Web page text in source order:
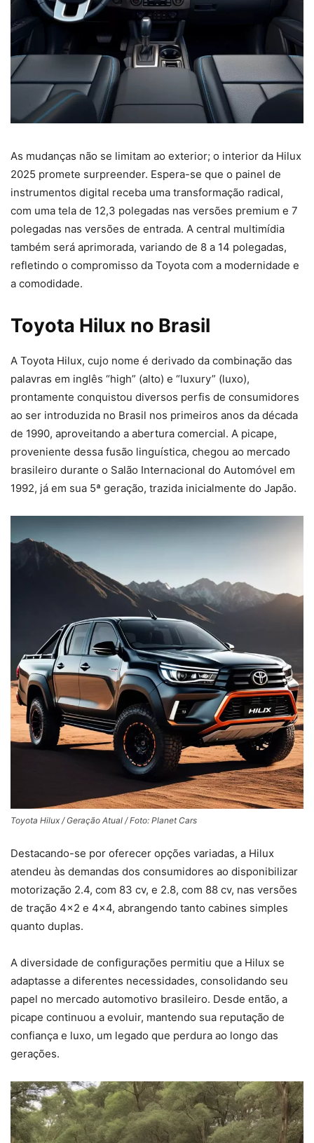
As mudanças não se limitam ao exterior; o interior da Hilux
2025 promete surpreender. Espera-se que o painel de
instrumentos digital receba uma transformação radical,
com uma tela de 12,3 polegadas nas versões premium e 7
polegadas nas versões de entrada. A central multimídia
também será aprimorada, variando de 8 a 14 polegadas,
refletindo o compromisso da Toyota com a modernidade e
a comodidade.
Toyota Hilux no Brasil
A Toyota Hilux, cujo nome é derivado da combinação das
palavras em inglês “high” (alto) e “luxury” (luxo),
prontamente conquistou diversos perfis de consumidores
ao ser introduzida no Brasil nos primeiros anos da década
de 1990, aproveitando a abertura comercial. A picape,
proveniente dessa fusão linguística, chegou ao mercado
brasileiro durante o Salão Internacional do Automóvel em
1992, já em sua 5ª geração, trazida inicialmente do Japão.
Toyota Hilux / Geração Atual / Foto: Planet Cars
Destacando-se por oferecer opções variadas, a Hilux
atendeu às demandas dos consumidores ao disponibilizar
motorização 2.4, com 83 cv, e 2.8, com 88 cv, nas versões
de tração 4×2 e 4×4, abrangendo tanto cabines simples
quanto duplas.
A diversidade de configurações permitiu que a Hilux se
adaptasse a diferentes necessidades, consolidando seu
papel no mercado automotivo brasileiro. Desde então, a
picape continuou a evoluir, mantendo sua reputação de
confiança e luxo, um legado que perdura ao longo das
gerações.